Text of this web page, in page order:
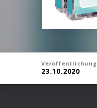
Veröffentlichung
23.10.2020